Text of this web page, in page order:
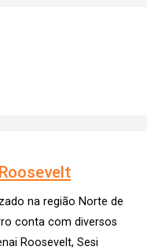
na região Norte de
conta com diversos
Roosevelt, Sesi